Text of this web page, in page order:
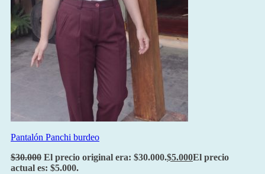
Pantalón Panchi burdeo
$30.000 El precio original era: $30.000.$5.000El precio
actual es: $5.000.